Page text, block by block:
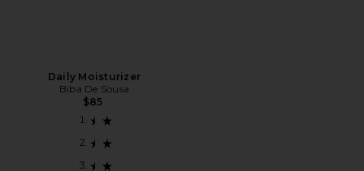
Daily Moisturizer
Biba De Sousa
$85